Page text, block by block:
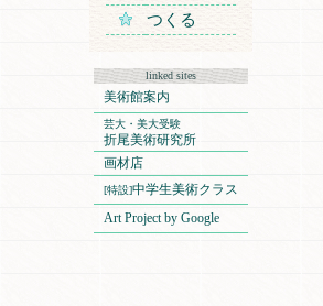
つくる
linked sites
美術館案内
芸大・美大受験
折尾美術研究所
画材店
[特設]中学生美術クラス
Art Project by Google